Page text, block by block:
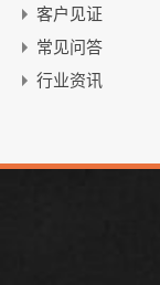
客户见证
常见问答
行业资讯